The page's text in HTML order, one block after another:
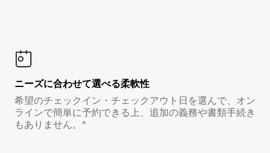
ニーズに合わせて選べる柔軟性
希望のチェックイン・チェックアウト日を選んで、オン
ラインで簡単に予約できる上、追加の義務や書類手続き
もありません。*